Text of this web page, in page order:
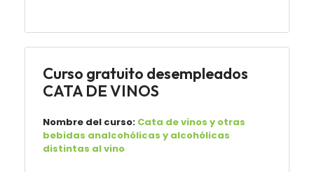
Curso gratuito desempleados
CATA DE VINOS
Nombre del curso: Cata de vinos y otras
bebidas analcohólicas y alcohólicas
distintas al vino